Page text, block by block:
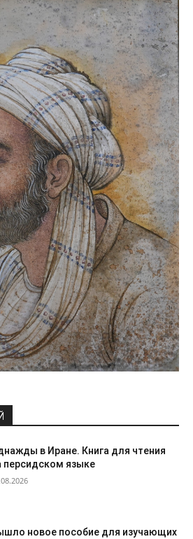
в Иране. Книга для чтения
персидском языке
новое пособие для изучающих